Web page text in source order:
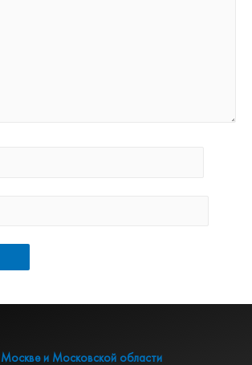
и Московской области